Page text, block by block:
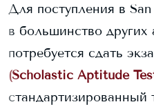
Для поступления в
в большинство других
потребуется сдать
(Scholastic Aptitude
стандартизированный